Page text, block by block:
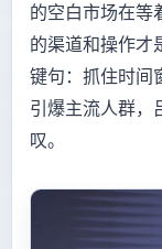
的空白市场在等
的渠道和操作才
键句：抓住时间
引爆主流人群，
叹。